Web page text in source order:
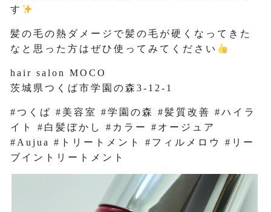
す
髪の毛の熱ダメージで髪の毛が硬くなってきた
なと思った方はぜひ使ってみてください
hair salon MOCO
茨城県つくば市学園の森3-12-1
#つくば #美容室 #学園の森 #髪質改善 #ハイラ
イト #白髪ぼかし #カラー #オージュア
#Aujua #トリートメント #フィルメロウ #リー
ブイントリートメント